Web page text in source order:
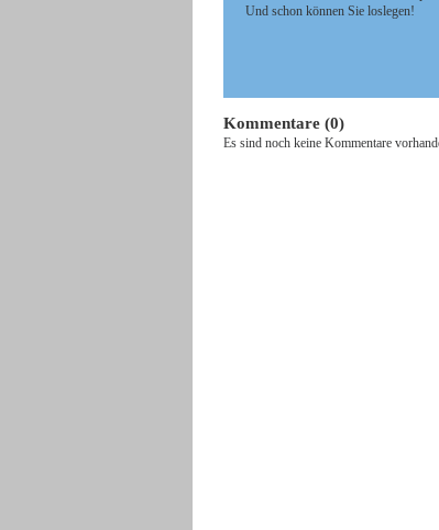
Und schon können Sie loslegen!
Kommentare (0)
Es sind noch keine Kommentare